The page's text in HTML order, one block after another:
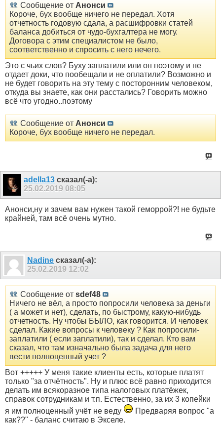
Сообщение от Анонси
Короче, бух вообще ничего не передал. Хотя
отчетность годовую сдала, а расшифровки статей
баланса добиться от чудо-бухгалтера не могу.
Договора с этим специалистом не было,
соответственно и спросить с него нечего.
Это с чьих слов? Буху заплатили или он поэтому и не
отдает доки, что пообещали и не оплатили? Возможно и
не будет говорить на эту тему с посторонним человеком,
откуда вы знаете, как они расстались? Говорить можно
всё что угодно..поэтому
Сообщение от Анонси
Короче, бух вообще ничего не передал.
adella13сказал(-а):
25.02.2019 08:05
Анонси,ну и зачем вам нужен такой геморрой?! не будьте
крайней, там всё очень мутно.
Nаdine сказал(-а):
25.02.2019 12:02
Сообщение от sdef48
Ничего не вёл, а просто попросили человека за деньги
( а может и нет), сделать, по быстрому, какую-нибудь
отчетность. Ну чтобы БЫЛО, как говорится. И человек
сделал. Какие вопросы к человеку ? Как попросили-
заплатили ( если заплатили), так и сделал. Кто вам
сказал, что там изначально была задача для него
вести полноценный учет ?
Вот +++++ У меня такие клиенты есть, которые платят
только "за отчётность". Ну и плюс всё равно приходится
делать им всякоразное типа налоговых платёжек,
справок сотрудникам и т.п. Естественно, за их 3 копейки
я им полноценный учёт не веду
Предваряя вопрос "а
как??" - баланс считаю в Экселе.